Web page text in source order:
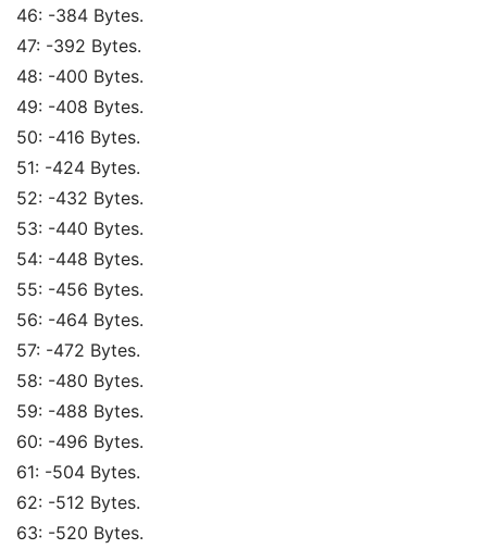
46: -384 Bytes.
47: -392 Bytes.
48: -400 Bytes.
49: -408 Bytes.
50: -416 Bytes.
51: -424 Bytes.
52: -432 Bytes.
53: -440 Bytes.
54: -448 Bytes.
55: -456 Bytes.
56: -464 Bytes.
57: -472 Bytes.
58: -480 Bytes.
59: -488 Bytes.
60: -496 Bytes.
61: -504 Bytes.
62: -512 Bytes.
63: -520 Bytes.